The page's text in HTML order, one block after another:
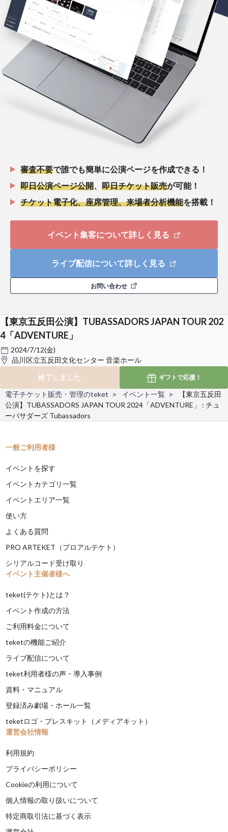
審査不要で誰でも簡単に公演ページを作成できる！
即日公演ページ公開
即日チケット販売が可能！
チケット電子化、座席管理、来場者分析機能を搭載！
イベント集客について詳しく見る
ライブ配信について詳しく見る
お問い合わせ
【東京五反田公演】TUBASSADORS JAPAN TOUR 202
4「ADVENTURE」
2024/7/12(金)
品川区立五反田文化センター 音楽ホール
終了しました
ギフトで応援！
電子チケット販売・管理のteket イベント一覧
【東京五反田
公演】TUBASSADORS JAPAN TOUR 2024「ADVENTURE」 : チュ
ーバサダーズ Tubassadors
一般ご利用者様
イベントを探す
イベントカテゴリ一覧
イベントエリア一覧
使い方
よくある質問
PRO ARTEKET（プロアルテケト）
シリアルコード受け取り
イベント主催者様へ
teket(テケト)とは？
イベント作成の方法
ご利用料金について
teketの機能ご紹介
ライブ配信について
teket利用者様の声・導入事例
資料・マニュアル
登録済み劇場・ホール一覧
teketロゴ・プレスキット（メディアキット）
運営会社情報
利用規約
プライバシーポリシー
Cookieの利用について
個人情報の取り扱いについて
特定商取引法に基づく表示